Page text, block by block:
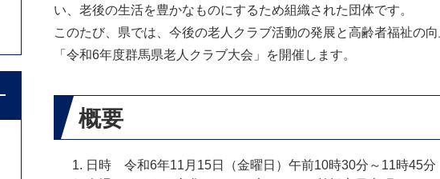
い、老後の生活を豊かなものにするため組織された団体です。
このたび、県では、今後の老人クラブ活動の発展と高齢者福祉の
「令和6年度群馬県老人クラブ大会」を開催します。​
概要
日時 令和6年11月15日（金曜日）午前10時30分～11時45分